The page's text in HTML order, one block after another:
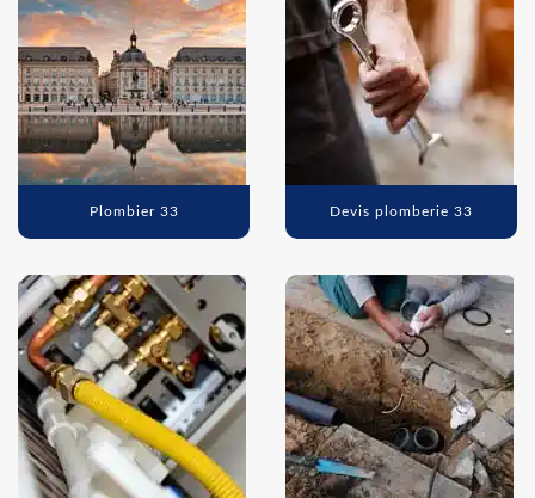
Plombier 33 Devis plomberie 33